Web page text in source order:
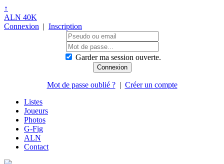
↑
ALN 40K
Connexion | Inscription
Garder ma session ouverte.
Mot de passe oublié ?| Créer un compte
Listes
Joueurs
Photos
G-Fig
ALN
Contact